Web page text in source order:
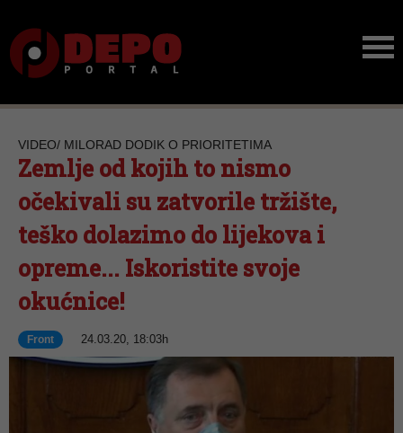
VIDEO/ MILORAD DODIK O PRIORITETIMA
Zemlje od kojih to nismo
očekivali su zatvorile tržište,
teško dolazimo do lijekova i
opreme... Iskoristite svoje
okućnice!
Front 24.03.20, 18:03h